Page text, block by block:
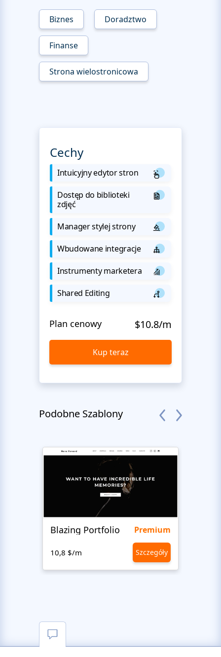
Biznes Doradztwo
Finanse
Strona wielostronicowa
Cechy
Intuicyjny edytor stron
Dostęp do biblioteki
zdjęć
Manager stylej strony
Wbudowane integracje
Instrumenty marketera
Shared Editing
Plan cenowy $10.8/m
Kup teraz
Podobne Szablony
Blazing Portfolio Premium
10,8 $/m Szczegóły